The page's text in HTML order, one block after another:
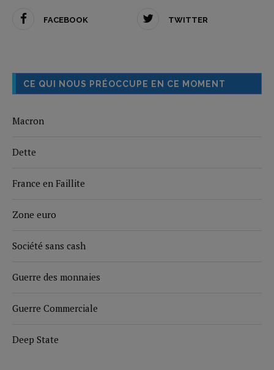
FACEBOOK TWITTER
CE QUI NOUS PRÉOCCUPE EN CE MOMENT
Macron
Dette
France en Faillite
Zone euro
Société sans cash
Guerre des monnaies
Guerre Commerciale
Deep State